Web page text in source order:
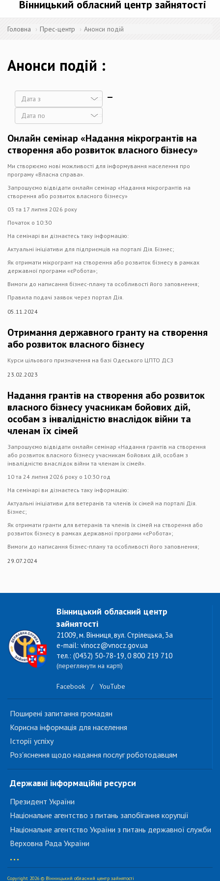
Вінницький обласний центр зайнятості
Головна Прес-центр Анонси подій
Анонси подій
Дата
Онлайн семінар «Надання мікрогрантів на
створення або розвиток власного бізнесу»
Ми створюємо нові можливості для інформування населення про
програму «Власна справа».
Запрошуємо відвідати онлайн семінар «Надання мікрогрантів на
створення або розвиток власного бізнесу»
03 та 17 липня 2026 року
Початок о 10:30
На семінарі ви дізнаєтесь таку інформацію:
Актуальні ініціативи для підприємців на порталі Дія. Бізнес;
Як отримати мікрогрант на створення або розвиток бізнесу в рамках
державної програми «єРобота»;
Вимоги до написання бізнес-плану та особливості його заповнення;
Правила подачі заявок через портал Дія.
05.11.2024
Отримання державного гранту на створення
або розвиток власного бізнесу
Курси цільового призначення на базі Одеського ЦПТО ДСЗ
23.02.2023
Надання грантів на створення або розвиток
власного бізнесу учасникам бойових дій,
особам з інвалідністю внаслідок війни та
членам їх сімей
Запрошуємо відвідати онлайн семінар «Надання грантів на створення
або розвиток власного бізнесу учасникам бойових дій, особам з
інвалідністю внаслідок війни та членам їх сімей».
10 та 24 липня 2026 року о 10:30 год
На семінарі ви дізнаєтесь таку інформацію:
Актуальні ініціативи для ветеранів та членів їх сімей на порталі Дія.
Бізнес;
Як отримати гранти для ветеранів та членів їх сімей на створення або
розвиток бізнесу в рамках державної програми «єРобота»;
Вимоги до написання бізнес-плану та особливості його заповнення;
29.07.2024
Вінницький обласний центр
зайнятості
21009, м. Вінниця, вул. Стрілецька, 3а
e-mail: vinocz@vnocz.gov.ua
тел.: (0432) 50-78-19, 0 800 219 710
(переглянути на карті)
Facebook / YouTube
Поширені запитання громадян
Корисна інформація для населення
Історії успіху
Роз'яснення щодо надання послуг роботодавцям
Державні інформаційні ресурси
Президент України
Національне агентство з питань запобігання корупції
Національне агентство України з питань державної служби
Верховна Рада України
...
Copyright 2026 © Вінницький обласний центр зайнятості